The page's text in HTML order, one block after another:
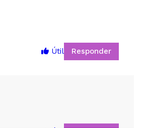
Útil Responder